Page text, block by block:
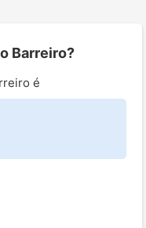
Barreiro?
é